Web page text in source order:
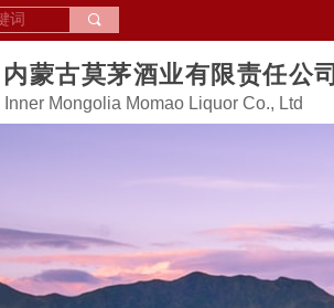
끠
内蒙古莫茅酒业有限责任公司
Inner Mongolia Momao Liquor Co., Ltd